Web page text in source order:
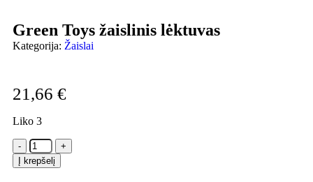
Green Toys žaislinis lėktuvas
Kategorija: Žaislai
21,66 €
Liko 3
Į krepšelį